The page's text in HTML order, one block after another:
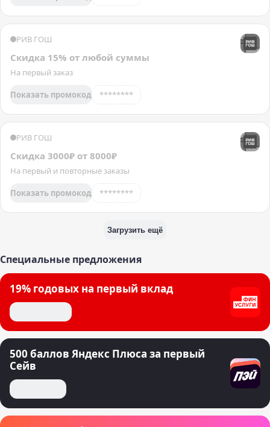
РИВ ГОШ
Скидка 15% от любой суммы
На первый заказ
Показать промокод ********
РИВ ГОШ
Скидка 3000₽ от 8000₽
На первый и повторные заказы
Показать промокод ********
Загрузить ещё
Специальные предложения
19% годовых на первый вклад
Открыть вклад
500 баллов Яндекс Плюса за первый
Сейв
Открыть сейв